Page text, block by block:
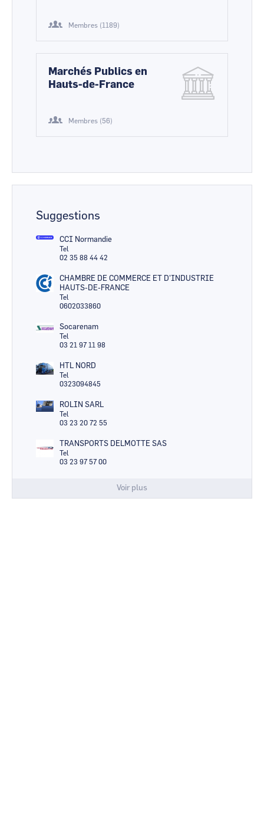
Membres (1189)
Marchés Publics en
Hauts-de-France
Membres (56)
Suggestions
CCI Normandie
Tel
02 35 88 44 42
CHAMBRE DE COMMERCE ET D'INDUSTRIE
HAUTS-DE-FRANCE
Tel
0602033860
Socarenam
Tel
03 21 97 11 98
HTL NORD
Tel
0323094845
ROLIN SARL
Tel
03 23 20 72 55
TRANSPORTS DELMOTTE SAS
Tel
03 23 97 57 00
Voir plus